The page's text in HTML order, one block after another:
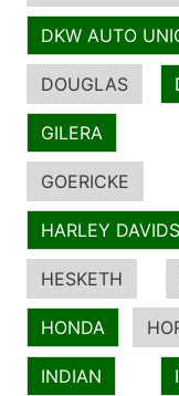
DKW AUTO
DOUGLAS
GILERA
GOERICKE
HARLEY
HESKETH
HONDA
INDIAN